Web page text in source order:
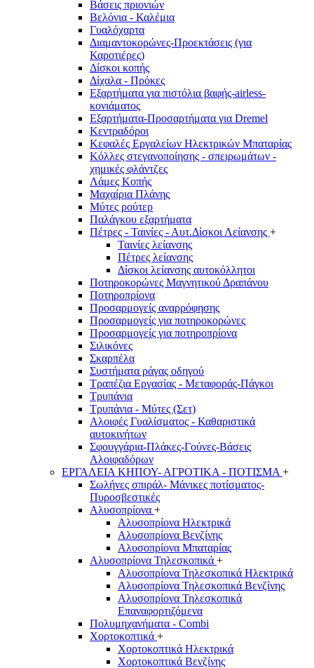
Βάσεις πριονιών
Βελόνια - Καλέμια
Γυαλόχαρτα
Διαμαντοκορώνες-Προεκτάσεις (για
Καροτιέρες)
Δίσκοι κοπής
Δίχαλα - Πρόκες
Εξαρτήματα για πιστόλια βαφής-airless-
κονιάματος
Εξαρτήματα-Προσαρτήματα για Dremel
Κεντραδόροι
Κεφαλές Εργαλείων Ηλεκτρικών Μπαταρίας
Κόλλες στεγανοποίησης - σπειρωμάτων -
χημικές φλάντζες
Λάμες Κοπής
Μαχαίρια Πλάνης
Μύτες ρούτερ
Παλάγκου εξαρτήματα
Πέτρες - Ταινίες - Αυτ.Δίσκοι Λείανσης +
Ταινίες λείανσης
Πέτρες λείανσης
Δίσκοι λείανσης αυτοκόλλητοι
Ποτηροκορώνες Μαγνητικού Δραπάνου
Ποτηροπρίονα
Προσαρμογείς αναρρόφησης
Προσαρμογείς για ποτηροκορώνες
Προσαρμογείς για ποτηροπρίονα
Σιλικόνες
Σκαρπέλα
Συστήματα ράγας οδηγού
Τραπέζια Εργασίας - Μεταφοράς-Πάγκοι
Τρυπάνια
Τρυπάνια - Μύτες (Σετ)
Αλοιφές Γυαλίσματος - Καθαριστικά
αυτοκινήτων
Σφουγγάρια-Πλάκες-Γούνες-Βάσεις
Αλοιφαδόρων
ΕΡΓΑΛΕΙΑ ΚΗΠΟΥ- ΑΓΡΟΤΙΚΑ - ΠΟΤΙΣΜΑ +
Σωλήνες σπιράλ- Μάνικες ποτίσματος-
Πυροσβεστικές
Αλυσοπρίονα +
Αλυσοπρίονα Ηλεκτρικά
Αλυσοπρίονα Βενζίνης
Αλυσοπρίονα Μπαταρίας
Αλυσοπρίονα Τηλεσκοπικά +
Αλυσοπρίονα Τηλεσκοπικά Ηλεκτρικά
Αλυσοπρίονα Τηλεσκοπικά Βενζίνης
Αλυσοπρίονα Τηλεσκοπικά
Επαναφορτιζόμενα
Πολυμηχανήματα - Combi
Χορτοκοπτικά +
Χορτοκοπτικά Ηλεκτρικά
Χορτοκοπτικά Βενζίνης